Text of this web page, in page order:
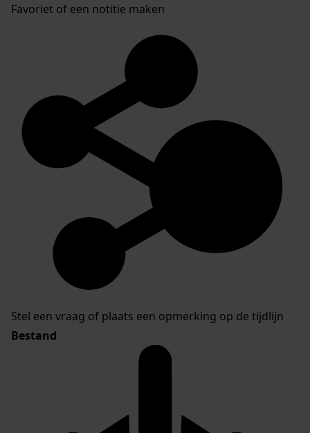
Favoriet of een notitie maken
Stel een vraag of plaats een opmerking op de tijdlijn
Bestand